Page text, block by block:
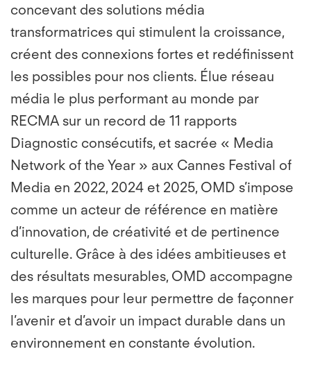
concevant des solutions média
transformatrices qui stimulent la croissance,
créent des connexions fortes et redéfinissent
les possibles pour nos clients. Élue réseau
média le plus performant au monde par
RECMA sur un record de 11 rapports
Diagnostic consécutifs, et sacrée « Media
Network of the Year » aux Cannes Festival of
Media en 2022, 2024 et 2025, OMD s’impose
comme un acteur de référence en matière
d’innovation, de créativité et de pertinence
culturelle. Grâce à des idées ambitieuses et
des résultats mesurables, OMD accompagne
les marques pour leur permettre de façonner
l’avenir et d’avoir un impact durable dans un
environnement en constante évolution.